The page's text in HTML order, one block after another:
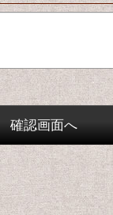
確認画面へ